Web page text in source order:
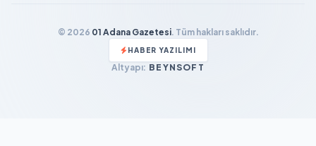
© 2026 01 Adana Gazetesi. Tüm hakları saklıdır.
HABER YAZILIMI
Altyapı: BEYNSOFT